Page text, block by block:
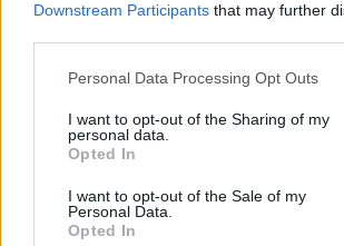
Downstream Participants that may further
Personal Data Processing Opt Outs
I want to opt-out of the Sharing of my
personal data.
Opted In
I want to opt-out of the Sale of my
Personal Data.
Opted In
CONDIVIDI QUESTO ARTICOLO:
E-mail
X Mastodon